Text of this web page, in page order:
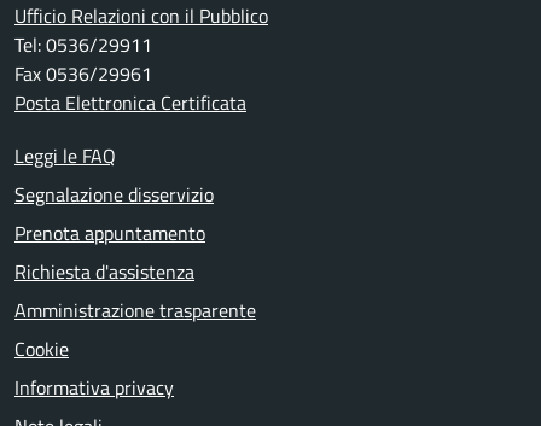
Ufficio Relazioni con il Pubblico
Tel: 0536/29911
Fax 0536/29961
Posta Elettronica Certificata
Leggi le FAQ
Segnalazione disservizio
Prenota appuntamento
Richiesta d'assistenza
Amministrazione trasparente
Cookie
Informativa privacy